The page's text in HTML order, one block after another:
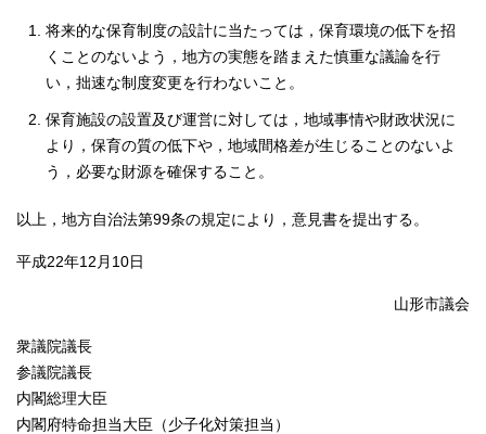
将来的な保育制度の設計に当たっては，保育環境の低下を招
くことのないよう，地方の実態を踏まえた慎重な議論を行
い，拙速な制度変更を行わないこと。
保育施設の設置及び運営に対しては，地域事情や財政状況に
より，保育の質の低下や，地域間格差が生じることのないよ
う，必要な財源を確保すること。
以上，地方自治法第99条の規定により，意見書を提出する。
平成22年12月10日
山形市議会
衆議院議長
参議院議長
内閣総理大臣
内閣府特命担当大臣（少子化対策担当）